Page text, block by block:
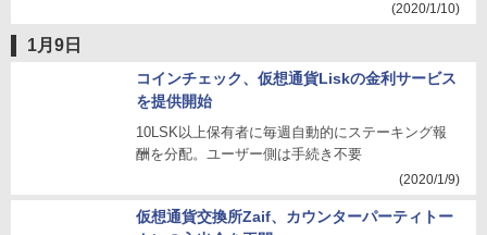
(2020/1/10)
1月9日
コインチェック、仮想通貨Liskの金利サービス
を提供開始
10LSK以上保有者に毎週自動的にステーキング報
酬を分配。ユーザー側は手続き不要
(2020/1/9)
仮想通貨交換所Zaif、カウンターパーティトー